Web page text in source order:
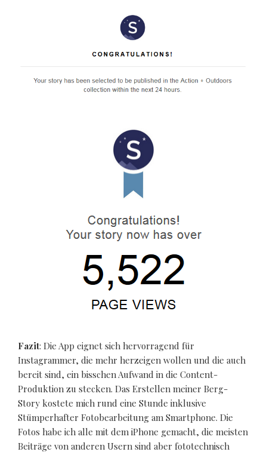
Fazit: Die App eignet sich hervorragend für
Instagrammer, die mehr herzeigen wollen und die auch
bereit sind, ein bisschen Aufwand in die Content-
Produktion zu stecken. Das Erstellen meiner Berg-
Story kostete mich rund eine Stunde inklusive
Stümperhafter Fotobearbeitung am Smartphone. Die
Fotos habe ich alle mit dem iPhone gemacht, die meisten
Beiträge von anderen Usern sind aber fototechnisch